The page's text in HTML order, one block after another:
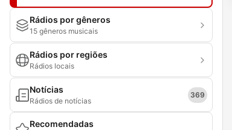
Rádios por gêneros
15 gêneros musicais
Rádios por regiões
Rádios locais
Notícias
Rádios de notícias
369
Recomendadas